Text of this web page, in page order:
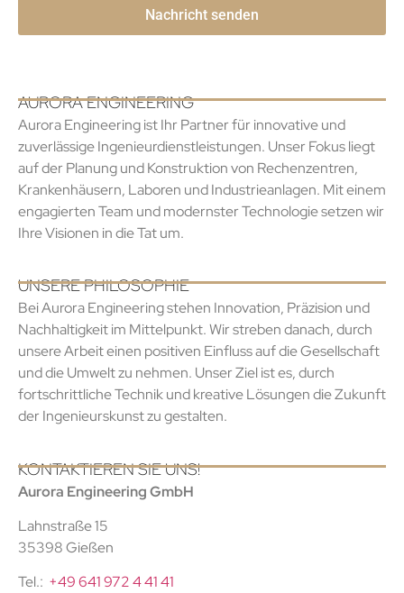
AURORA ENGINEERING
Aurora Engineering ist Ihr Partner für innovative und
zuverlässige Ingenieurdienstleistungen. Unser Fokus liegt
auf der Planung und Konstruktion von Rechenzentren,
Krankenhäusern, Laboren und Industrieanlagen. Mit einem
engagierten Team und modernster Technologie setzen wir
Ihre Visionen in die Tat um.
UNSERE PHILOSOPHIE
Bei Aurora Engineering stehen Innovation, Präzision und
Nachhaltigkeit im Mittelpunkt. Wir streben danach, durch
unsere Arbeit einen positiven Einfluss auf die Gesellschaft
und die Umwelt zu nehmen. Unser Ziel ist es, durch
fortschrittliche Technik und kreative Lösungen die Zukunft
der Ingenieurskunst zu gestalten.
KONTAKTIEREN SIE UNS!
Aurora Engineering GmbH
Lahnstraße 15
35398 Gießen
Tel.: +49 641 972 4 41 41